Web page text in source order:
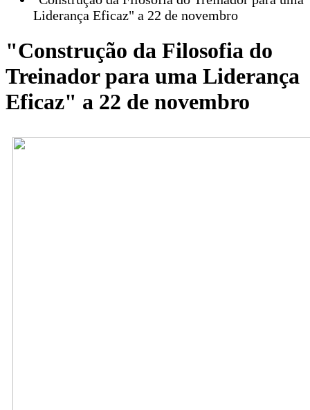
Liderança Eficaz" a 22 de novembro
"Construção da Filosofia do
Treinador para uma Liderança
Eficaz" a 22 de novembro